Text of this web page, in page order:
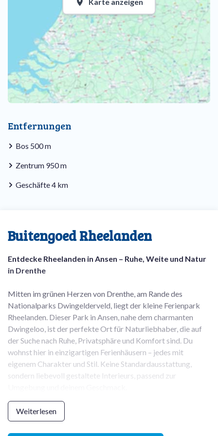
Entfernungen
Bos 500 m
Zentrum 950 m
Geschäfte 4 km
Buitengoed Rheelanden
Entdecke Rheelanden in Ansen – Ruhe, Weite und Natur
in Drenthe
Mitten im grünen Herzen von Drenthe, am Rande des
Nationalparks Dwingelderveld, liegt der kleine Ferienpark
Rheelanden. Dieser Park in Ansen, nahe dem charmanten
Dwingeloo, ist der perfekte Ort für Naturliebhaber, die auf
der Suche nach Ruhe, Privatsphäre und Komfort sind. Du
wohnst hier in einzigartigen Ferienhäusern – jedes mit
eigenem Charakter und Stil. Keine Standardausstattung,
sondern liebevoll gestaltete Interieurs, passend zur
Einrichtungen im Park
- Einzigartige Ferienhäuser– jedes Haus hat eine
Weiterlesen